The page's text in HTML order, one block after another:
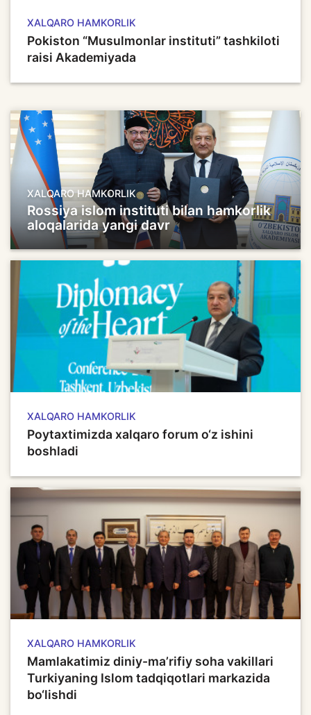
XALQARO HAMKORLIK
Pokiston “Musulmonlar instituti” tashkiloti
raisi Akademiyada
XALQARO HAMKORLIK
Rossiya islom instituti bilan hamkorlik
aloqalarida yangi davr
XALQARO HAMKORLIK
Poytaxtimizda xalqaro forum o‘z ishini
boshladi
XALQARO HAMKORLIK
Mamlakatimiz diniy-ma’rifiy soha vakillari
Turkiyaning Islom tadqiqotlari markazida
bo‘lishdi